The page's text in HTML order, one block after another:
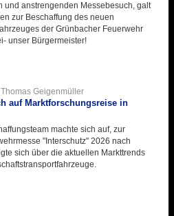
und anstrengenden Messebesuch, galt
zur Beschaffung des neuen
der Grünbacher Feuerwehr
unser Bürgermeister!
Geigenmüller
auf Marktforschungsreise in
machte sich auf, zur
"Interschutz" 2026 nach
sich über die aktuellen Markttrends